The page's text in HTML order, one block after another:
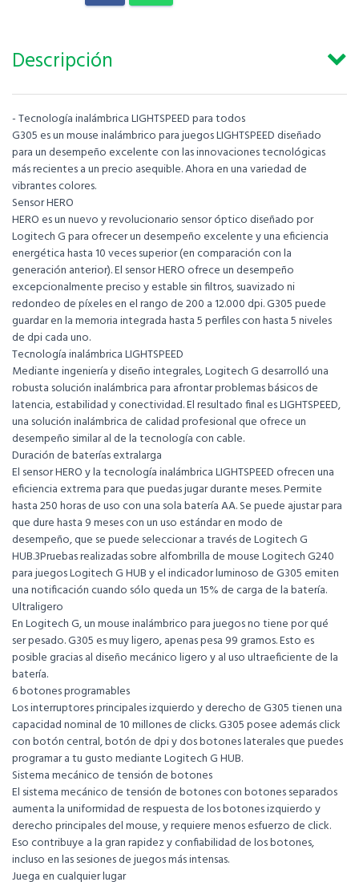
Descripción
- Tecnología inalámbrica LIGHTSPEED para todos
G305 es un mouse inalámbrico para juegos LIGHTSPEED diseñado
para un desempeño excelente con las innovaciones tecnológicas
más recientes a un precio asequible. Ahora en una variedad de
vibrantes colores.
Sensor HERO
HERO es un nuevo y revolucionario sensor óptico diseñado por
Logitech G para ofrecer un desempeño excelente y una eficiencia
energética hasta 10 veces superior (en comparación con la
generación anterior). El sensor HERO ofrece un desempeño
excepcionalmente preciso y estable sin filtros, suavizado ni
redondeo de píxeles en el rango de 200 a 12.000 dpi. G305 puede
guardar en la memoria integrada hasta 5 perfiles con hasta 5 niveles
de dpi cada uno.
Tecnología inalámbrica LIGHTSPEED
Mediante ingeniería y diseño integrales, Logitech G desarrolló una
robusta solución inalámbrica para afrontar problemas básicos de
latencia, estabilidad y conectividad. El resultado final es LIGHTSPEED,
una solución inalámbrica de calidad profesional que ofrece un
desempeño similar al de la tecnología con cable.
Duración de baterías extralarga
El sensor HERO y la tecnología inalámbrica LIGHTSPEED ofrecen una
eficiencia extrema para que puedas jugar durante meses. Permite
hasta 250 horas de uso con una sola batería AA. Se puede ajustar para
que dure hasta 9 meses con un uso estándar en modo de
desempeño, que se puede seleccionar a través de Logitech G
HUB.3Pruebas realizadas sobre alfombrilla de mouse Logitech G240
para juegos Logitech G HUB y el indicador luminoso de G305 emiten
una notificación cuando sólo queda un 15% de carga de la batería.
Ultraligero
En Logitech G, un mouse inalámbrico para juegos no tiene por qué
ser pesado. G305 es muy ligero, apenas pesa 99 gramos. Esto es
posible gracias al diseño mecánico ligero y al uso ultraeficiente de la
batería.
6 botones programables
Los interruptores principales izquierdo y derecho de G305 tienen una
capacidad nominal de 10 millones de clicks. G305 posee además click
con botón central, botón de dpi y dos botones laterales que puedes
programar a tu gusto mediante Logitech G HUB.
Sistema mecánico de tensión de botones
El sistema mecánico de tensión de botones con botones separados
aumenta la uniformidad de respuesta de los botones izquierdo y
derecho principales del mouse, y requiere menos esfuerzo de click.
Eso contribuye a la gran rapidez y confiabilidad de los botones,
incluso en las sesiones de juegos más intensas.
Juega en cualquier lugar